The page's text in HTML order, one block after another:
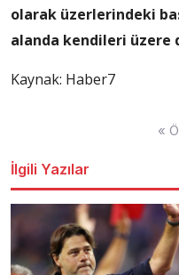
olarak üzerlerindeki
alanda kendileri üzere
Kaynak: Haber7
«
İlgili Yazılar